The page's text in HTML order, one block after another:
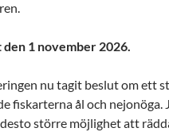
1 november 2026.
nu tagit beslut om ett
fiskarterna ål och nejonöga.
större möjlighet att